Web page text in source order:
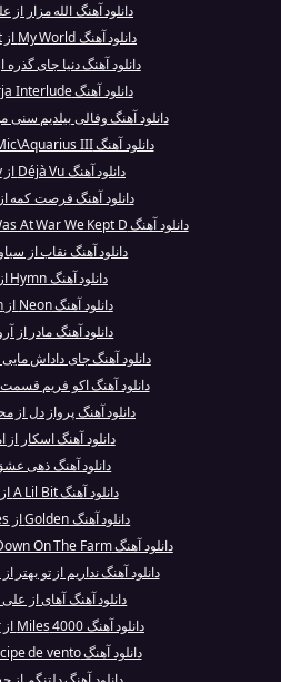
دانلود آهنگ الله مزار از
دانلود آهنگ My World از Calum Scott
دانلود آهنگ دنیا جای
دانلود آهنگ Jorja Interlude از Drake
دانلود آهنگ وفالی بیلدیم سنی
دانلود آهنگ Open Mic\Aquarius III از Logic
دانلود آهنگ Déjà Vu از Katy Perry
دانلود آهنگ فرصت کمه
دانلود آهنگ When The World Was At War We Kept D...
دانلود آهنگ نقاب از
دانلود آهنگ Hymn از Kesha
دانلود آهنگ Neon از Jay Sean
دانلود آهنگ مادر از
دانلود آهنگ جای داداش مایی
دانلود آهنگ اکو فریم قسمت ۰۲ از دیجی پاندا
دانلود آهنگ پرواز دل از
دانلود آهنگ اسکار
دانلود آهنگ ذهی
دانلود آهنگ A Lil Bit از Redman
دانلود آهنگ Golden از Harry Styles
دانلود آهنگ Down On The Farm از Guns N' Roses
دانلود آهنگ نداریم از تو
دانلود آهنگ آهای از
دانلود آهنگ 4000 Miles از James Arthur
دانلود آهنگ Principe de vento از Anitta